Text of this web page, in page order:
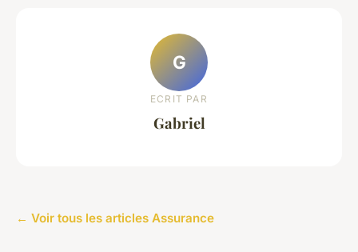
G
ECRIT PAR
Gabriel
← Voir tous les articles Assurance